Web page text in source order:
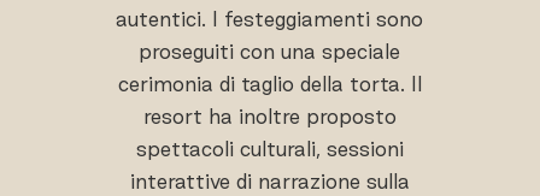
autentici. I festeggiamenti sono
proseguiti con una speciale
cerimonia di taglio della torta. Il
resort ha inoltre proposto
spettacoli culturali, sessioni
interattive di narrazione sulla